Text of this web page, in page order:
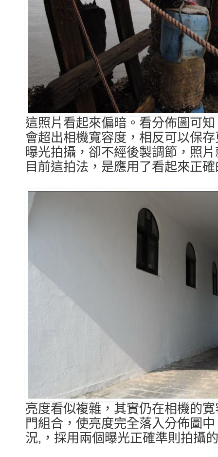
這照片看起來偏暗。看分佈圖可
會超出相機寬容度，相反可以保
曝光拍攝，卻不經後製調節，照
目前這拍法，是應用了看起來正
亮度看似複雜，其實仍在相機的
門組合，使亮度完全落入分佈圖
況,，採用兩個曝光正確準則拍攝